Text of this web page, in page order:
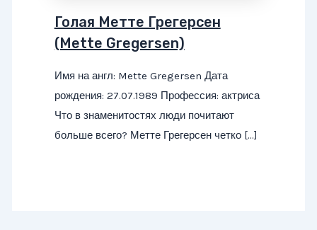
Голая Метте Грегерсен
(Mette Gregersen)
Имя на англ: Mette Gregersen Дата
рождения: 27.07.1989 Профессия: актриса
Что в знаменитостях люди почитают
больше всего? Метте Грегерсен четко […]